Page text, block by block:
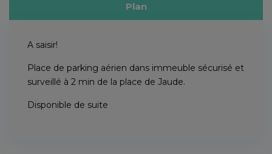
Plan
A saisir!
Place de parking aérien dans immeuble sécurisé et
surveillé à 2 min de la place de Jaude.
Disponible de suite